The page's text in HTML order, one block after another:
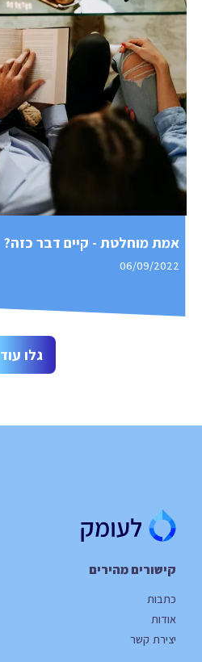
אמת מוחלטת - קיים דבר כזה?
06/09/2022
גלו עוד
קישורים מהירים
כתבות
אודות
יצירת קשר